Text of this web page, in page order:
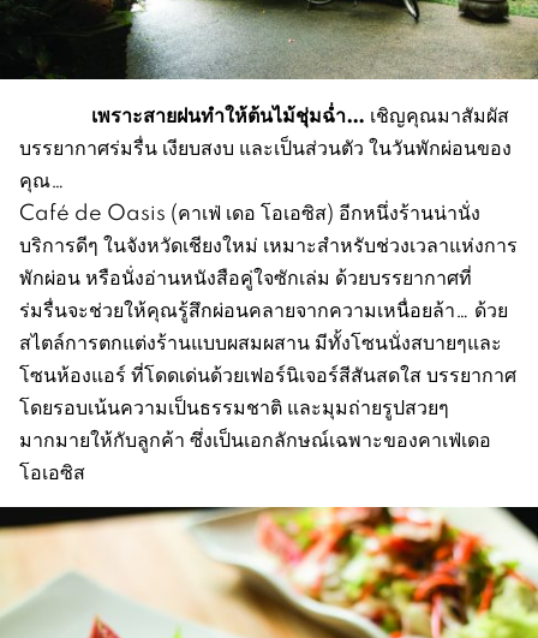
เพราะสายฝนทำให้ต้นไม้ชุ่มฉ่ำ… เชิญคุณมาสัมผัส
บรรยากาศร่มรื่น เงียบสงบ และเป็นส่วนตัว ในวันพักผ่อนของ
คุณ…
Café de Oasis (คาเฟ่ เดอ โอเอซิส) อีกหนึ่งร้านน่านั่ง
บริการดีๆ ในจังหวัดเชียงใหม่ เหมาะสำหรับช่วงเวลาแห่งการ
พักผ่อน หรือนั่งอ่านหนังสือคู่ใจซักเล่ม ด้วยบรรยากาศที่
ร่มรื่นจะช่วยให้คุณรู้สึกผ่อนคลายจากความเหนื่อยล้า… ด้วย
สไตล์การตกแต่งร้านแบบผสมผสาน มีทั้งโซนนั่งสบายๆและ
โซนห้องแอร์ ที่โดดเด่นด้วยเฟอร์นิเจอร์สีสันสดใส บรรยากาศ
โดยรอบเน้นความเป็นธรรมชาติ และมุมถ่ายรูปสวยๆ
มากมายให้กับลูกค้า ซึ่งเป็นเอกลักษณ์เฉพาะของคาเฟ่เดอ
โอเอซิส